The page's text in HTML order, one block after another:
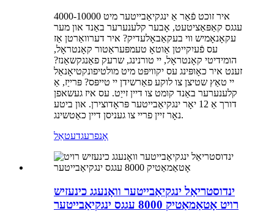
איר זוכט פֿאַר אַ ינגקיאַבייטער מיט 4000-10000
עגגס קאַפּאַציטעט, אָבער קלענערער באַנד און מער
עקאָנאָמיש ווי בעקאַבאָלעדיק? איר דערוואַרטן אַז
עס פֿעיִקייטן אַוטאָ טעמפּעראַטור קאָנטראָל,
הומידיטי קאָנטראָל, יי טורנינג, שרעק פאַנגקשאַנז?
זענט איר כאָופּינג עס יקוויפּט מיט מולטיפונקטיאָנאַל
יי טאַץ שטיצן צו לוקע פאַרשידן יי טייפּס? פּרייַז, אַ
קלענערער באַנד קומט צו דיין זייַט. עס איז געשאפן
דורך אַ 12 יאָר ינגקיאַבייטער פּראָדוצירן. און ביטע
נאָר זיין פריי צו געניסן דיין כאַטשינג.
אָנפרעגדעטאַל
ינדוסטריאַל ינגקיאַבייטער וואָנעגג כינעזיש
רויט אָטאַמאַטיק 8000 עגגס ינגקיאַבייטער